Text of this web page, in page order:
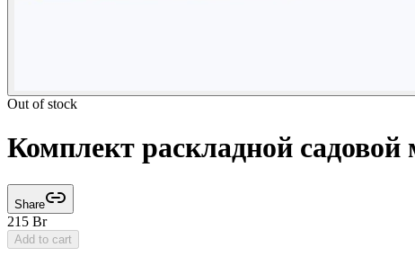
Out of stock
Комплект раскладной садовой
Share
215 Br
Add to cart